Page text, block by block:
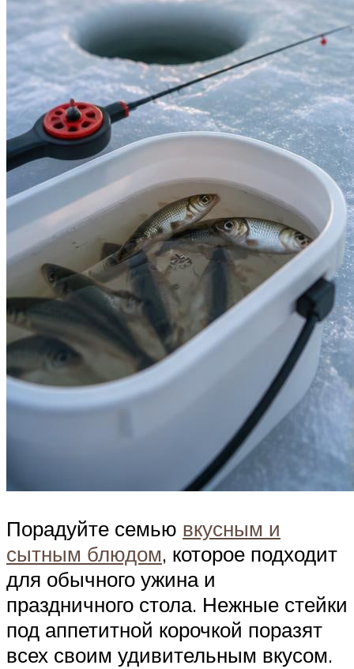
Порадуйте семью вкусным и
сытным блюдом, которое подходит
для обычного ужина и
праздничного стола. Нежные стейки
под аппетитной корочкой поразят
всех своим удивительным вкусом.